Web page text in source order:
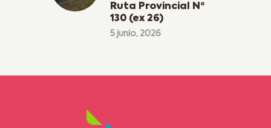
Ruta Provincial Nº
130 (ex 26)
5 junio, 2026